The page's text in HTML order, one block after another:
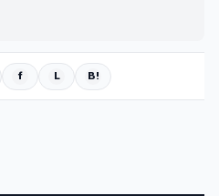
f L B!